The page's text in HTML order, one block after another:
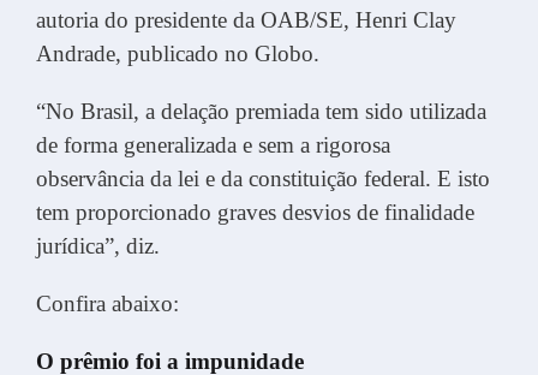
autoria do presidente da OAB/SE, Henri Clay
Andrade, publicado no Globo.
“No Brasil, a delação premiada tem sido utilizada
de forma generalizada e sem a rigorosa
observância da lei e da constituição federal. E isto
tem proporcionado graves desvios de finalidade
jurídica”, diz.
Confira abaixo:
O prêmio foi a impunidade